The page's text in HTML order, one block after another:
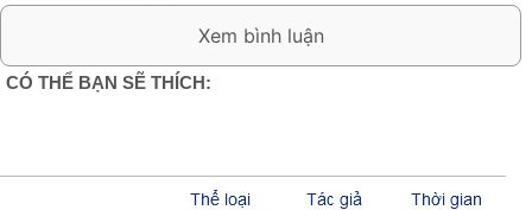
0 Comment:
CÓ THỂ BẠN SẼ THÍCH: